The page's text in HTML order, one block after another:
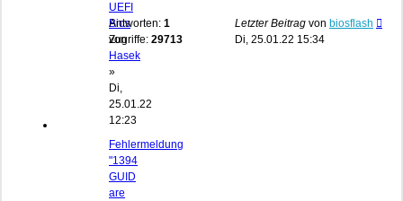
UEFI
Bios
von
Hasek
»
Di,
25.01.22
12:23
Antworten: 1
Zugriffe: 29713
Letzter Beitrag von biosflash
Di, 25.01.22 15:34
Fehlermeldung
"1394
GUID
are